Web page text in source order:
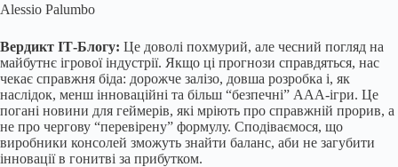
Alessio Palumbo
Вердикт ІТ-Блогу: Це доволі похмурий, але чесний погляд на
майбутнє ігрової індустрії. Якщо ці прогнози справдяться, нас
чекає справжня біда: дорожче залізо, довша розробка і, як
наслідок, менш інноваційні та більш “безпечні” AAA-ігри. Це
погані новини для геймерів, які мріють про справжній прорив, а
не про чергову “перевірену” формулу. Сподіваємося, що
виробники консолей зможуть знайти баланс, аби не загубити
інновації в гонитві за прибутком.